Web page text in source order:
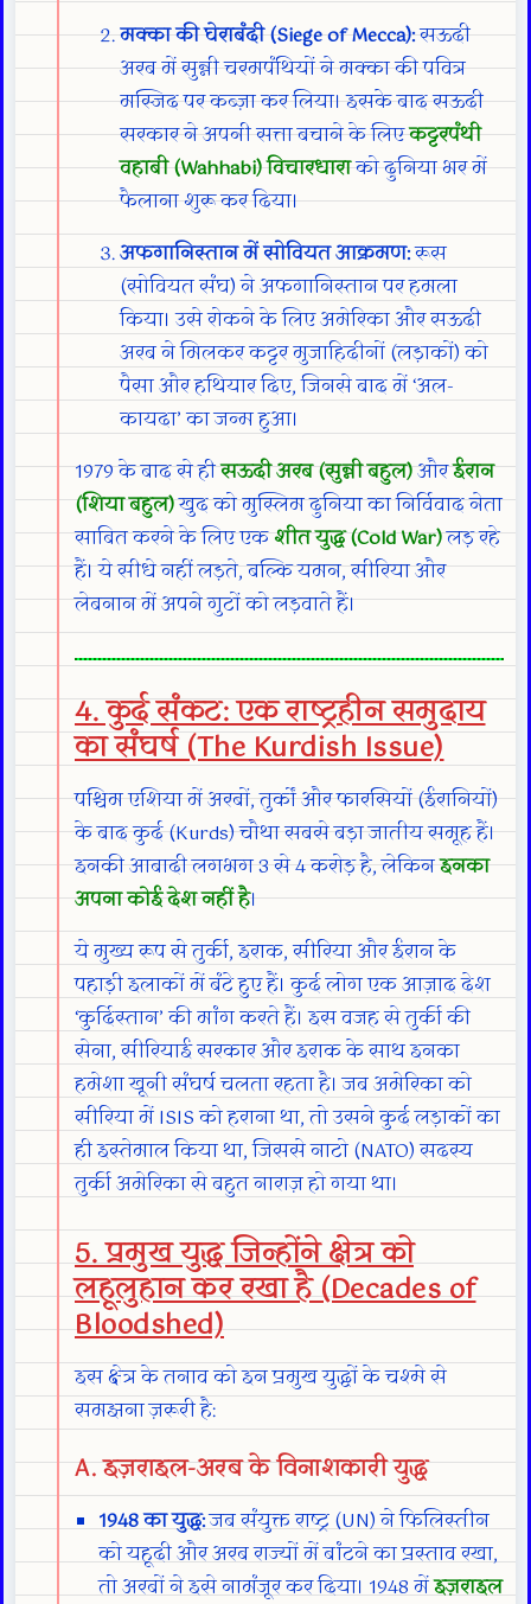
मक्का की घेराबंदी (Siege of Mecca):सऊदी
अरब में सुन्नी चरमपंथियों ने मक्का की पवित्र
मस्जिद पर कब्ज़ा कर लिया। इसके बाद सऊदी
सरकार ने अपनी सत्ता बचाने के लिएकट्टरपंथी
वहाबी (Wahhabi) विचारधाराको दुनिया भर में
फैलाना शुरू कर दिया।
अफगानिस्तान में सोवियत आक्रमण:रूस
(सोवियत संघ) ने अफगानिस्तान पर हमला
किया। उसे रोकने के लिए अमेरिका और सऊदी
अरब ने मिलकर कट्टर मुजाहिदीनों (लड़ाकों) को
पैसा और हथियार दिए, जिनसे बाद में ‘अल-
कायदा’ का जन्म हुआ।
1979 के बाद से हीसऊदी अरब (सुन्नी बहुल)औरईरान
(शिया बहुल)खुद को मुस्लिम दुनिया का निर्विवाद नेता
साबित करने के लिए एकशीत युद्ध (Cold War)लड़ रहे
हैं। ये सीधे नहीं लड़ते, बल्कि यमन, सीरिया और
लेबनान में अपने गुटों को लड़वाते हैं।
4. कुर्द संकट: एक राष्ट्रहीन समुदाय
का संघर्ष (The Kurdish Issue)
पश्चिम एशिया में अरबों, तुर्कों और फारसियों (ईरानियों)
के बाद कुर्द (Kurds) चौथा सबसे बड़ा जातीय समूह हैं।
इनकी आबादी लगभग 3 से 4 करोड़ है, लेकिनइनका
अपना कोई देश नहीं है।
ये मुख्य रूप से तुर्की, इराक, सीरिया और ईरान के
पहाड़ी इलाकों में बंटे हुए हैं। कुर्द लोग एक आज़ाद देश
‘कुर्दिस्तान’ की मांग करते हैं। इस वजह से तुर्की की
सेना, सीरियाई सरकार और इराक के साथ इनका
हमेशा खूनी संघर्ष चलता रहता है। जब अमेरिका को
सीरिया में ISIS को हराना था, तो उसने कुर्द लड़ाकों का
ही इस्तेमाल किया था, जिससे नाटो (NATO) सदस्य
तुर्की अमेरिका से बहुत नाराज़ हो गया था।
5. प्रमुख युद्ध जिन्होंने क्षेत्र को
लहूलुहान कर रखा है (Decades of
Bloodshed)
इस क्षेत्र के तनाव को इन प्रमुख युद्धों के चश्मे से
समझना ज़रूरी है:
A. इज़राइल-अरब के विनाशकारी युद्ध
1948 का युद्ध:जब संयुक्त राष्ट्र (UN) ने फिलिस्तीन
को यहूदी और अरब राज्यों में बांटने का प्रस्ताव रखा,
तो अरबों ने इसे नामंजूर कर दिया। 1948 मेंइज़राइल